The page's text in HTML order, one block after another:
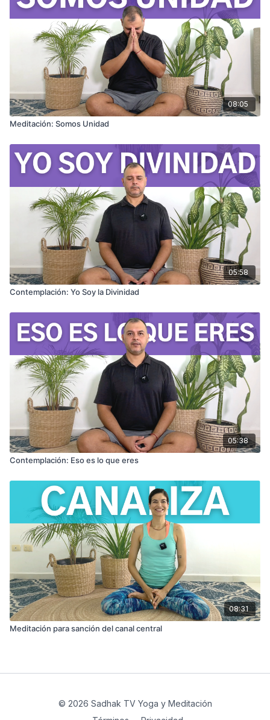
08:05
Meditación: Somos Unidad
05:58
Contemplación: Yo Soy la Divinidad
05:38
Contemplación: Eso es lo que eres
08:31
Meditación para sanción del canal central
© 2026 Sadhak TV Yoga y Meditación